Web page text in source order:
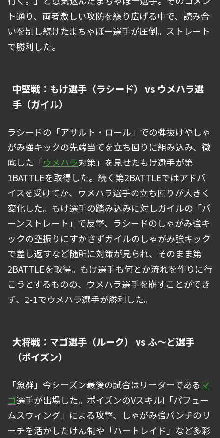
ト通り、両者激しい攻防を繰り広げる中で、読み合
いを制し続けたまちゃぼー選手が圧倒。ストレート
で勝利した。
中堅戦：もけ選手（ラシード） vs ウメハラ選
手（ガイル）
ラシードの「アサルト・ロール」での弾抜けやしゃ
がみ強キックの先端当てを立ち回りに組み込み、徹
底した「ウメハラ対策」を見せたもけ選手が第
1BATTLEを取得した。続く第2BATTLEではアドバ
イスを受けてか、ウメハラ選手の立ち回りが大きく
変化した。もけ選手の踏み込みに対しガイルの「バ
ーンストレート」で反撃、ラシードのしゃがみ強キ
ックの空振りにすかさずガイルのしゃがみ強キック
で差し返すなど随所に対策が見られ、そのまま第
2BATTLEを取得。もけ選手も何とか流れを作りに行
こうとするものの、ウメハラ選手を崩すことができ
ず、2-1でウメハラ選手が勝利した。
大将戦：マゴ選手（ルーク） vs ふ～ど選手
（ポイズン）
「魚群」今シーズン最後の試合はリーダーであるマ
ゴ選手が出場した。ポイズンのVスキルI「パフュー
ムスウィング」による攻撃、しゃがみ強パンチのリ
ーチを活かしたけん制や「ハートレイド」など多彩